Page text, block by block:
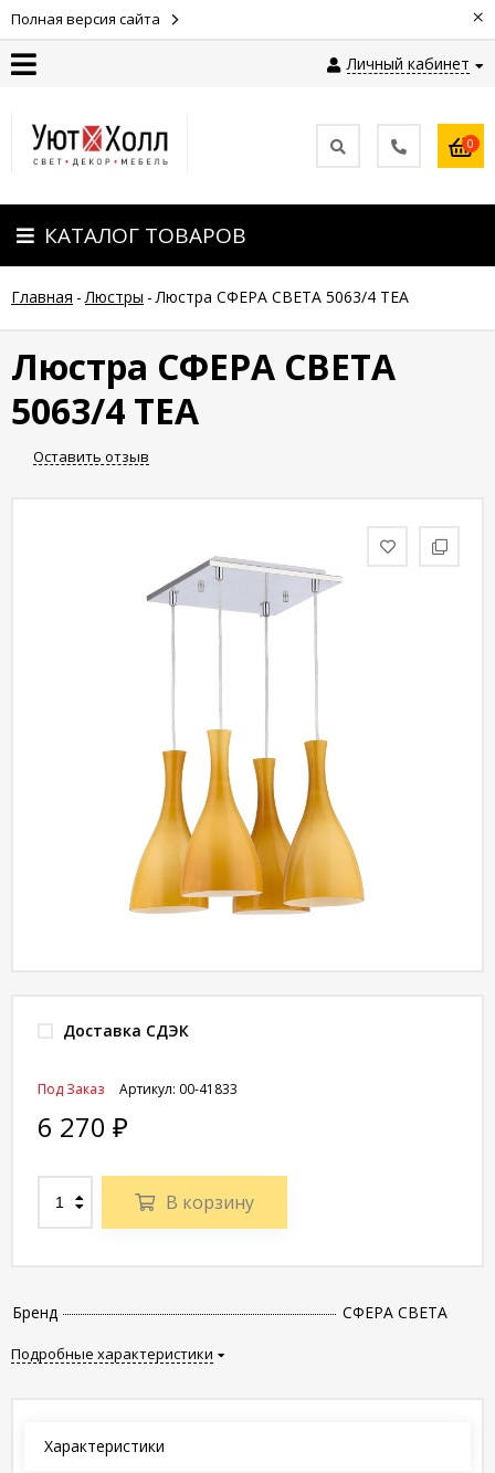
Полная версия сайта ×
Личный кабинет
Оплата
Доставка
Гарантия
возврат
Новости
0
КАТАЛОГ ТОВАРОВ
Главная - Люстры - Люстра СФЕРА СВЕТА 5063/4 TEA
Люстра СФЕРА СВЕТА
5063/4 TEA
Оставить отзыв
Бренд СФЕРА СВЕТА
Подробные характеристики
Доставка СДЭК
Артикул: 00-41833
Под Заказ
6 270 ₽
В корзину
Характеристики